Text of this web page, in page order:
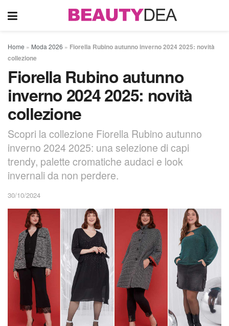
Home » Moda 2026 » Fiorella Rubino autunno inverno 2024 2025: novità
collezione
Fiorella Rubino autunno
inverno 2024 2025: novità
collezione
Scopri la collezione Fiorella Rubino autunno
inverno 2024 2025: una selezione di capi
trendy, palette cromatiche audaci e look
invernali da non perdere.
30/10/2024